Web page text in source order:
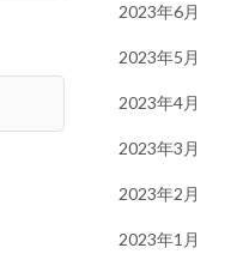
2023年6月
2023年5月
2023年4月
2023年3月
2023年2月
2023年1月